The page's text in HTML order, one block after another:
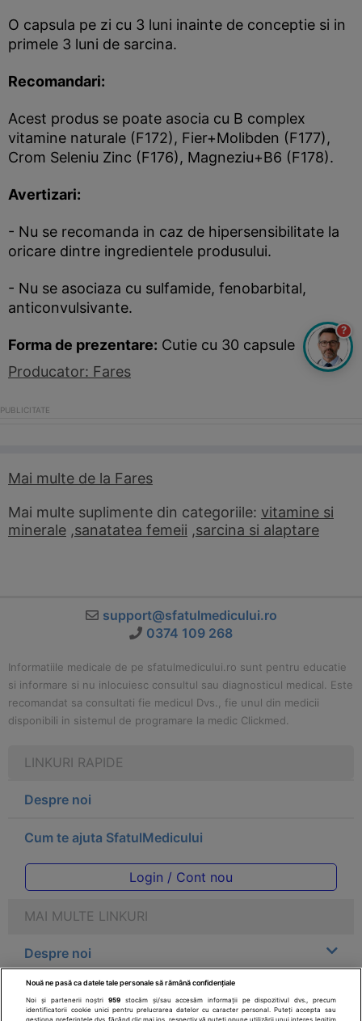
O capsula pe zi cu 3 luni inainte de conceptie si in
primele 3 luni de sarcina.
Recomandari:
Acest produs se poate asocia cu B complex
vitamine naturale (F172), Fier+Molibden (F177),
Crom Seleniu Zinc (F176), Magneziu+B6 (F178).
Avertizari:
- Nu se recomanda in caz de hipersensibilitate la
oricare dintre ingredientele produsului.
- Nu se asociaza cu sulfamide, fenobarbital,
anticonvulsivante.
Forma de prezentare: Cutie cu 30 capsule
Producator: Fares
Mai multe de la Fares
Mai multe suplimente din categoriile: vitamine si
minerale ,sanatatea femeii ,sarcina si alaptare
support@sfatulmedicului.ro
0374 109 268
Informatiile medicale de pe sfatulmedicului.ro sunt pentru educatie
si informare si nu inlocuiesc consultul sau diagnosticul medical. Este
recomandat sa consultati fie medicul Dvs., fie unul din medicii
disponibili in sistemul de programare la medic Clickmed.
LINKURI RAPIDE
Despre noi
Cum te ajuta SfatulMedicului
Login / Cont nou
MAI MULTE LINKURI
Despre noi
Legal
?
Nouă ne pasă ca datele tale personale să rămână confidențiale
Noi și partenerii noștri959 stocăm și/sau accesăm informații pe dispozitivul dvs., precum
identificatorii cookie unici pentru prelucrarea datelor cu caracter personal. Puteți accepta sau
gestiona preferințele dvs. făcând clic mai jos, respectiv vă puteți opune utilizării unui interes legitim